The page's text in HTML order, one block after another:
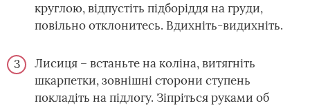
круглою, відпустіть підборіддя на груди,
повільно отклонитесь. Вдихніть-видихніть.
Лисиця – встаньте на коліна, витягніть
шкарпетки, зовнішні сторони ступень
покладіть на підлогу. Зіпріться руками об